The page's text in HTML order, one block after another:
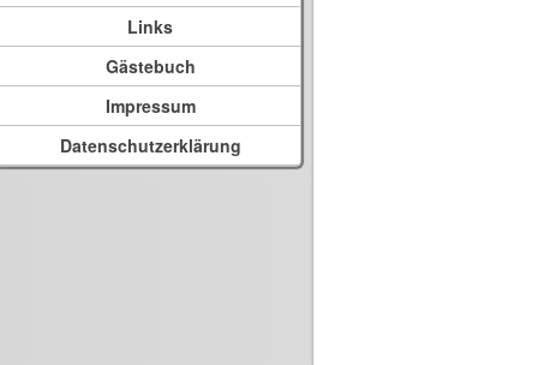
Links
Gästebuch
Impressum
Datenschutzerklärung